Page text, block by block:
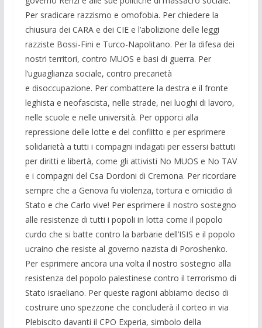
Per sradicare razzismo e omofobia. Per chiedere la
chiusura dei CARA e dei CIE e l’abolizione delle leggi
razziste Bossi-Fini e Turco-Napolitano. Per la difesa dei
nostri territori, contro MUOS e basi di guerra. Per
l’uguaglianza sociale, contro precarietà
e disoccupazione. Per combattere la destra e il fronte
leghista e neofascista, nelle strade, nei luoghi di lavoro,
nelle scuole e nelle università. Per opporci alla
repressione delle lotte e del conflitto e per esprimere
solidarietà a tutti i compagni indagati per essersi battuti
per diritti e libertà, come gli attivisti No MUOS e No TAV
e i compagni del Csa Dordoni di Cremona. Per ricordare
sempre che a Genova fu violenza, tortura e omicidio di
Stato e che Carlo vive! Per esprimere il nostro sostegno
alle resistenze di tutti i popoli in lotta come il popolo
curdo che si batte contro la barbarie dell’ISIS e il popolo
ucraino che resiste al governo nazista di Poroshenko.
Per esprimere ancora una volta il nostro sostegno alla
resistenza del popolo palestinese contro il terrorismo di
Stato israeliano. Per queste ragioni abbiamo deciso di
costruire uno spezzone che concluderà il corteo in via
Plebiscito davanti il CPO Experia, simbolo della